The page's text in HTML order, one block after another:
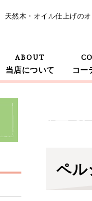
天然木・オイル仕上げの
当店について
ABOUT
コー
ペ